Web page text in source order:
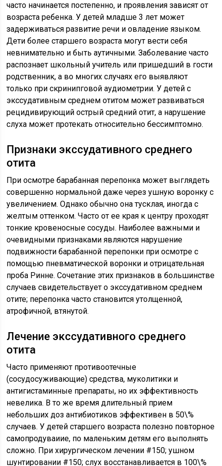
часто начинается постепенно, и проявления зависят от
возраста ребенка. У детей младше 3 лет может
задерживаться развитие речи и овладение языком.
Дети более старшего возраста могут вести себя
невнимательно и быть аутичными. Заболевание часто
распознает школьный учитель или пришедший в гости
родственник, а во многих случаях его выявляют
только при скринипговой аудиометрии. У детей с
экссудативным среднем отитом может развиваться
рецидивирующий острый средний отит, а нарушение
слуха может протекать относительно бессимптомно.
Признаки экссудативного среднего
отита
При осмотре барабанная перепонка может выглядеть
совершенно нормальной даже через ушную воронку с
увеличением. Однако обычно она тусклая, иногда с
желтым оттенком. Часто от ее края к центру проходят
тонкие кровеносные сосуды. Наиболее важными и
очевидными признаками являются нарушение
подвижности барабанной перепонки при осмотре с
помощью пневматической воронки и отрицательная
проба Ринне. Сочетание этих признаков в большинстве
случаев свидетельствует о экссудативном среднем
отите; перепонка часто становится утолщенной,
атрофичной, втянутой.
Лечение экссудативного среднего
отита
Часто применяют противоотечные
(сосудосуживающие) средства, муколитики и
антигистаминные препараты, но их эффективность
невелика. В то же время длительный прием
небольших доз антибиотиков эффективен в 50\%
случаев. У детей старшего возраста полезно повторное
самопродуваиие, по маленьким детям его выполнять
сложно. При хирургическом лечении #150; ушном
шунтировании #150; слух восстанавливается в 100\%